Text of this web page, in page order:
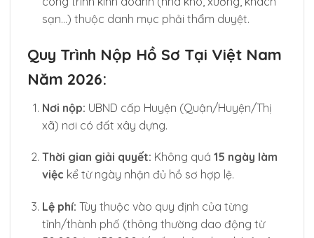
sạn…) thuộc danh mục phải thẩm duyệt.
Quy Trình Nộp Hồ Sơ Tại Việt Nam
Năm 2026:
Nơi nộp: UBND cấp Huyện (Quận/Huyện/Thị
xã) nơi có đất xây dựng.
Thời gian giải quyết: Không quá 15 ngày làm
việc kể từ ngày nhận đủ hồ sơ hợp lệ.
Lệ phí: Tùy thuộc vào quy định của từng
tỉnh/thành phố (thông thường dao động từ